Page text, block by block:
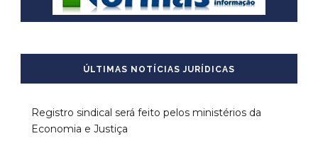
ÚLTIMAS NOTÍCIAS JURÍDICAS
Registro sindical será feito pelos ministérios da
Economia e Justiça